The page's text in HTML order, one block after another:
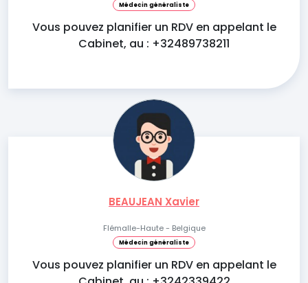
Médecin généraliste
Vous pouvez planifier un RDV en appelant le
Cabinet, au : +32489738211
BEAUJEAN Xavier
Flémalle-Haute - Belgique
Médecin généraliste
Vous pouvez planifier un RDV en appelant le